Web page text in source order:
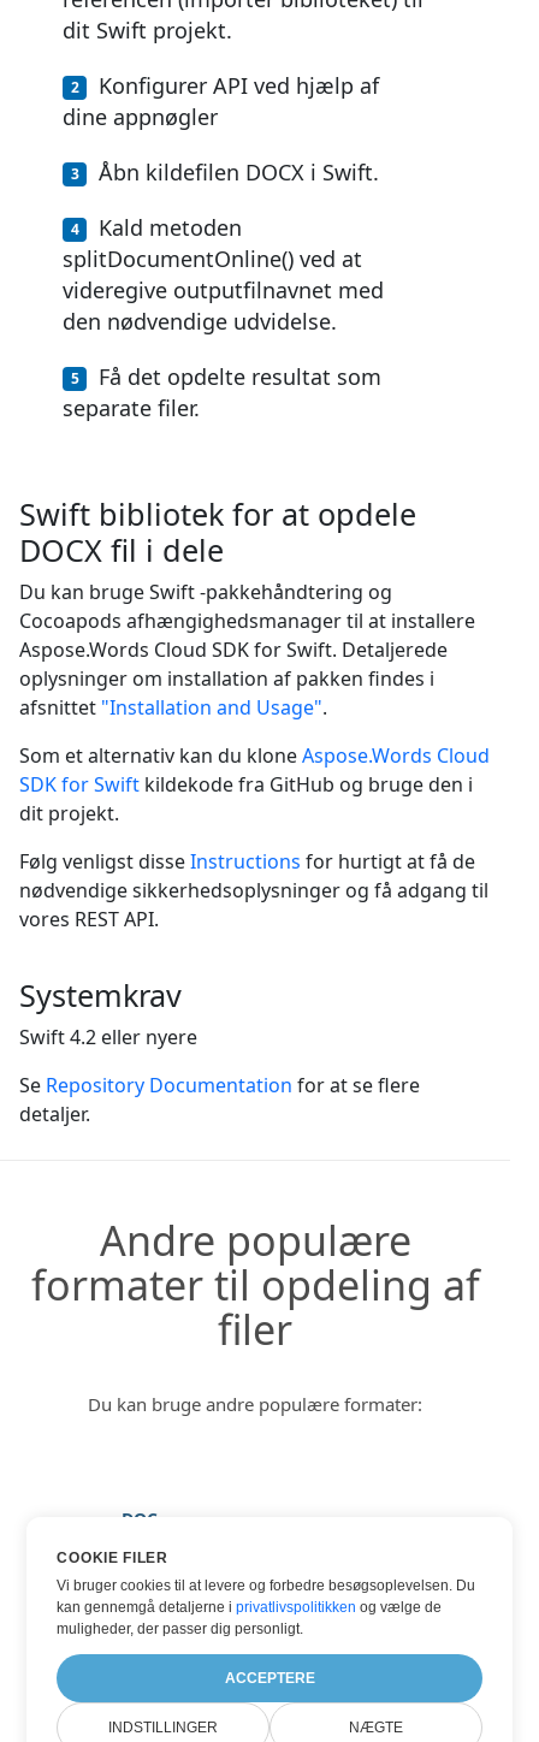
dit Swift projekt.
Konfigurer API ved hjælp af
dine appnøgler
Åbn kildefilen DOCX i Swift.
Kald metoden
splitDocumentOnline() ved at
videregive outputfilnavnet med
den nødvendige udvidelse.
Få det opdelte resultat som
separate filer.
Swift bibliotek for at opdele
DOCX fil i dele
Du kan bruge Swift -pakkehåndtering og
Cocoapods afhængighedsmanager til at installere
Aspose.Words Cloud SDK for Swift. Detaljerede
oplysninger om installation af pakken findes i
afsnittet "Installation and Usage".
Som et alternativ kan du kloneAspose.Words Cloud
SDK for Swift kildekode fra GitHub og bruge den i
dit projekt.
Følg venligst disseInstructions for hurtigt at få de
nødvendige sikkerhedsoplysninger og få adgang til
vores REST API.
Systemkrav
Swift 4.2 eller nyere
Se Repository Documentation for at se flere
detaljer.
Andre populære
formater til opdeling af
filer
Du kan bruge andre populære formater:
DOC
HTML
PDF
TXT
COOKIE FILER
Vi bruger cookies til at levere og forbedre besøgsoplevelsen. Du
kan gennemgå detaljerne iprivatlivspolitikken og vælge de
muligheder, der passer dig personligt.
ACCEPTERE
INDSTILLINGER NÆGTE